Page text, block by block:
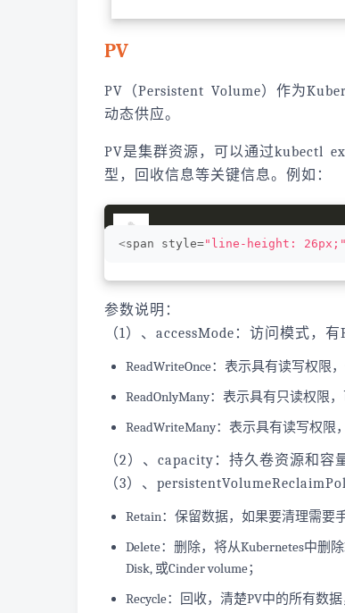
PV
PV（Persistent Volume）作为
动态供应。
PV是集群资源，可以通过kubectl
型，回收信息等关键信息。例如：
<span style="line-height: 26px;"
参数说明：
（1）、accessMode：访问模式，
ReadWriteOnce：表示具有读写权限
ReadOnlyMany：表示具有只读权限
ReadWriteMany：表示具有读写权限
（2）、capacity：持久卷资源和容
（3）、
Retain：保留数据，如果要清理需要
Delete：删除，将从Kubernetes中删
Disk, 或Cinder volume；
Recycle：回收，清楚PV中的所有数